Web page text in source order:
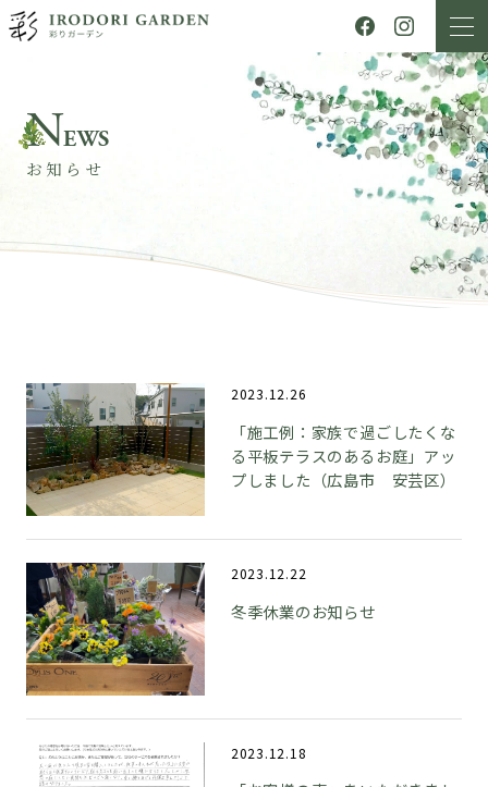
NEWS
お知らせ
2023.12.26
「施工例：家族で過ごしたくな
る平板テラスのあるお庭」アッ
プしました（広島市 安芸区）
2023.12.22
冬季休業のお知らせ
2023.12.18